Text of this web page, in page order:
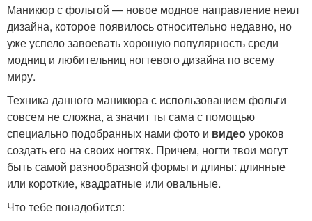
Маникюр с фольгой — новое модное направление неил
дизайна, которое появилось относительно недавно, но
уже успело завоевать хорошую популярность среди
модниц и любительниц ногтевого дизайна по всему
миру.
Техника данного маникюра с использованием фольги
совсем не сложна, а значит ты сама с помощью
специально подобранных нами фото и видеоуроков
создать его на своих ногтях. Причем, ногти твои могут
быть самой разнообразной формы и длины: длинные
или короткие, квадратные или овальные.
Что тебе понадобится: